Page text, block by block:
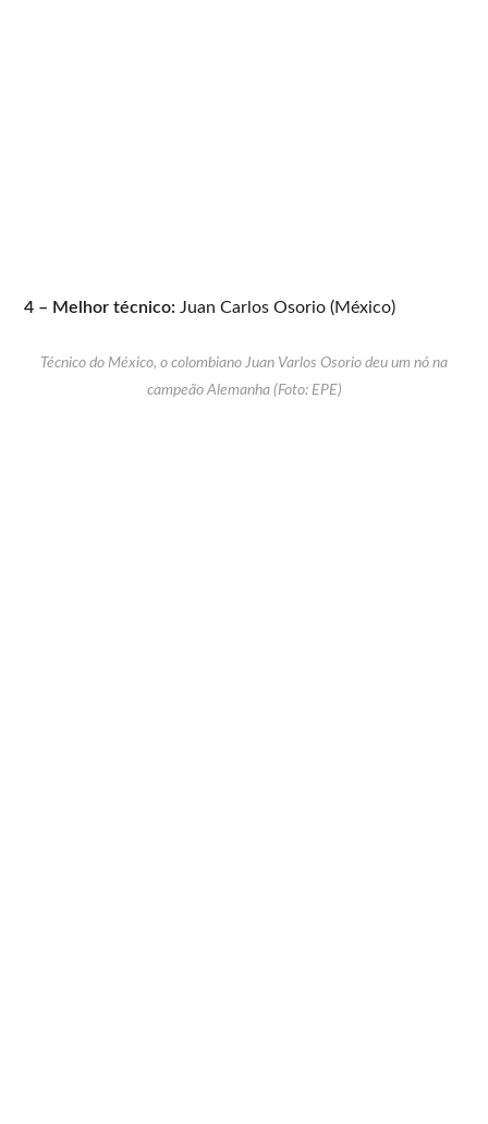
4 – Melhor técnico: Juan Carlos Osorio (México)
Técnico do México, o colombiano Juan Varlos Osorio deu um nó na
campeão Alemanha (Foto: EPE)